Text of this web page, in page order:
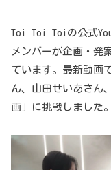
Toi Toi Toiの公式
メンバーが企画・発
ています。最新動画
ん、山田せいあさん
画」に挑戦しました。